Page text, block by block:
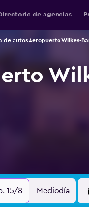
Directorio de agencias
de autos Aeropuerto Wilkes-
15/8 Mediodía